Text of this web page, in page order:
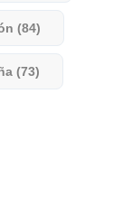
(84)
(73)